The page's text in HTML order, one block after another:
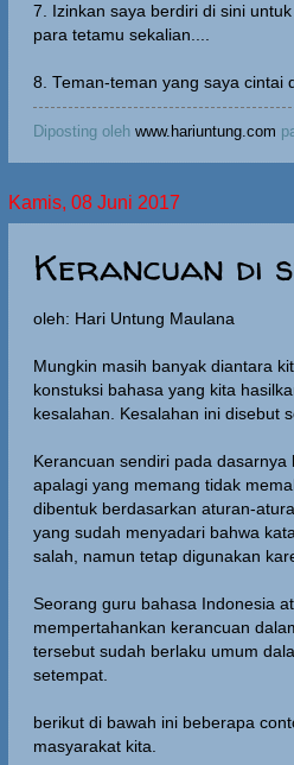
7. Izinkan saya berdiri di sini
para tetamu sekalian....
8. Teman-teman yang saya cintai
Diposting oleh www.hariuntung.com
Kamis, 08 Juni 2017
Kerancuan di
oleh: Hari Untung Maulana
Mungkin masih banyak diantara
konstuksi bahasa yang kita
kesalahan. Kesalahan ini disebut
Kerancuan sendiri pada dasarnya
apalagi yang memang tidak
dibentuk berdasarkan aturan-
yang sudah menyadari bahwa
salah, namun tetap digunakan
Seorang guru bahasa Indonesia
mempertahankan kerancuan
tersebut sudah berlaku umum
setempat.
berikut di bawah ini beberapa
masyarakat kita.